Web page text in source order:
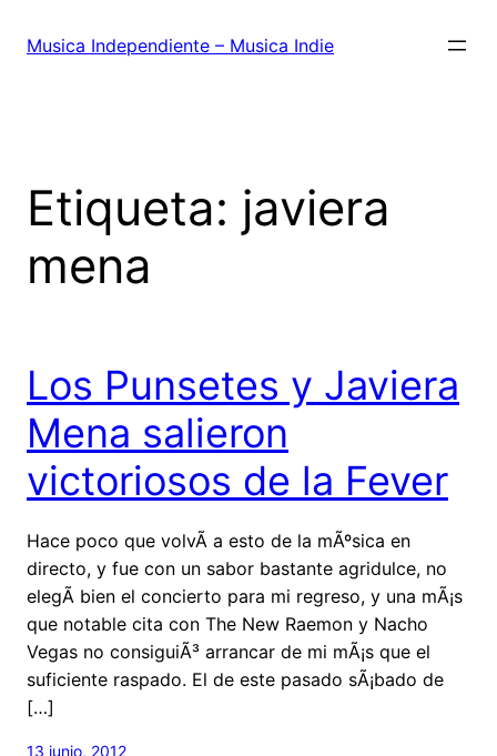
Musica Independiente – Musica Indie
Etiqueta: javiera
mena
Los Punsetes y Javiera
Mena salieron
victoriosos de la Fever
Hace poco que volvÃ­ a esto de la mÃºsica en
directo, y fue con un sabor bastante agridulce, no
elegÃ­ bien el concierto para mi regreso, y una mÃ¡s
que notable cita con The New Raemon y Nacho
Vegas no consiguiÃ³ arrancar de mi mÃ¡s que el
suficiente raspado. El de este pasado sÃ¡bado de
[…]
13 junio, 2012